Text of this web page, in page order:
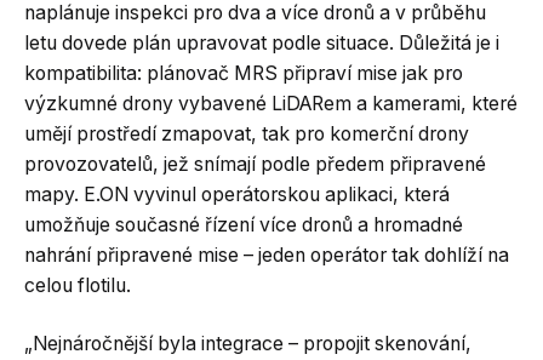
naplánuje inspekci pro dva a více dronů a v průběhu
letu dovede plán upravovat podle situace. Důležitá je i
kompatibilita: plánovač MRS připraví mise jak pro
výzkumné drony vybavené LiDARem a kamerami, které
umějí prostředí zmapovat, tak pro komerční drony
provozovatelů, jež snímají podle předem připravené
mapy. E.ON vyvinul operátorskou aplikaci, která
umožňuje současné řízení více dronů a hromadné
nahrání připravené mise – jeden operátor tak dohlíží na
celou flotilu.
„Nejnáročnější byla integrace – propojit skenování,